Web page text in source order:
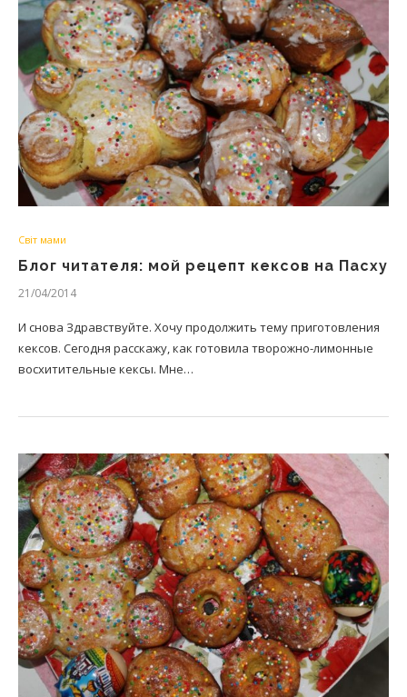
Світ мами
Блог читателя: мой рецепт кексов на Пасху
21/04/2014
И снова Здравствуйте. Хочу продолжить тему приготовления
кексов. Сегодня расскажу, как готовила творожно-лимонные
восхитительные кексы. Мне…